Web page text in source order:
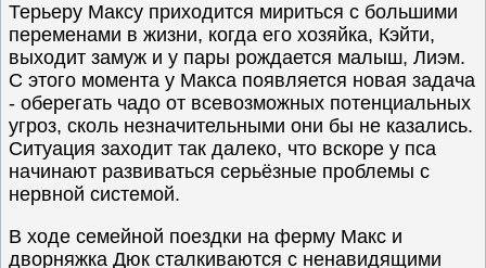
Терьеру Максу приходится мириться с большими
переменами в жизни, когда его хозяйка, Кэйти,
выходит замуж и у пары рождается малыш, Лиэм.
С этого момента у Макса появляется новая задача
- оберегать чадо от всевозможных потенциальных
угроз, сколь незначительными они бы не казались.
Ситуация заходит так далеко, что вскоре у пса
начинают развиваться серьёзные проблемы с
нервной системой.
В ходе семейной поездки на ферму Макс и
дворняжка Дюк сталкиваются с ненавидящими